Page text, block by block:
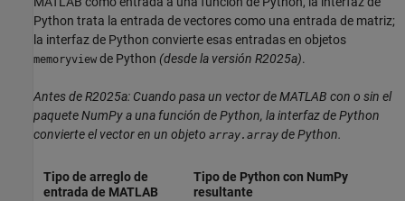
Python trata la entrada de vectores como una entrada de matriz;
la interfaz de Python convierte esas entradas en objetos
memoryview de Python (desde la versión R2025a).
Antes de R2025a: Cuando pasa un vector de MATLAB con o sin el
paquete NumPy a una función de Python, la interfaz de Python
convierte el vector en un objeto array.array de Python.
Tipo de arreglo de
entrada de MATLAB
Tipo de Python con NumPy
resultante